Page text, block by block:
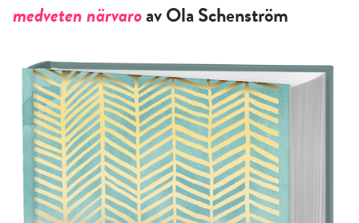
RÖSTA
medveten närvaroavOlaSchenström